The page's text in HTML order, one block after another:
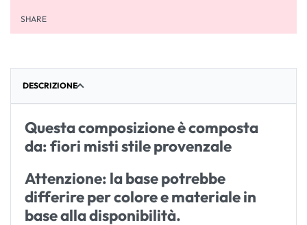
SHARE
DESCRIZIONE
Questa composizione è composta
da: fiori misti stile provenzale
Attenzione: la base potrebbe
differire per colore e materiale in
base alla disponibilità.